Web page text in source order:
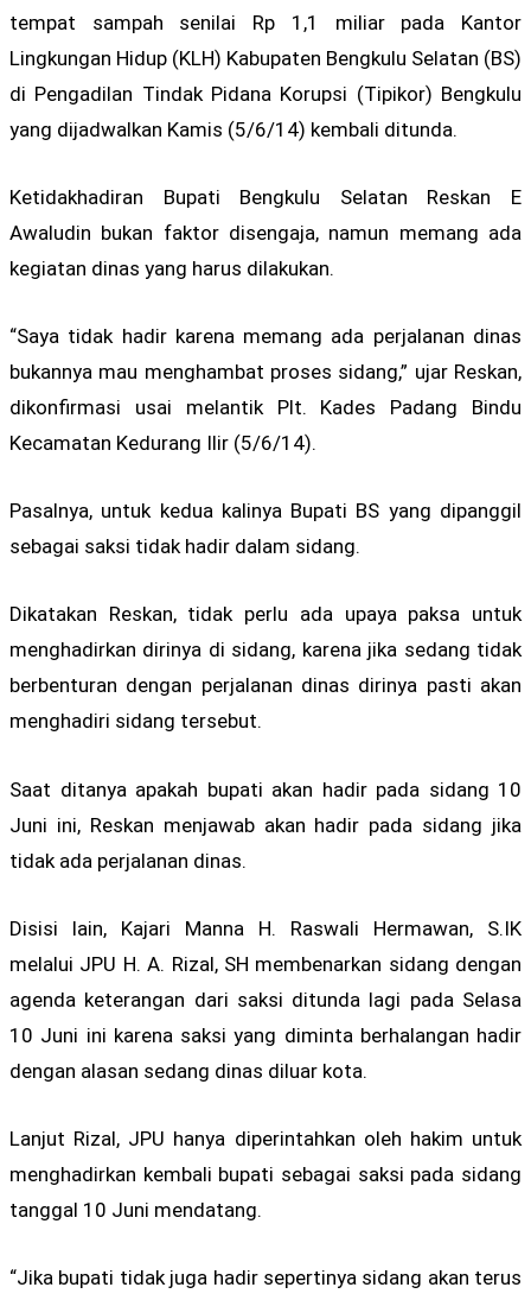
tempat sampah senilai Rp 1,1 miliar pada Kantor
Lingkungan Hidup (KLH) Kabupaten Bengkulu Selatan (BS)
di Pengadilan Tindak Pidana Korupsi (Tipikor) Bengkulu
yang dijadwalkan Kamis (5/6/14) kembali ditunda.
Ketidakhadiran Bupati Bengkulu Selatan Reskan E
Awaludin bukan faktor disengaja, namun memang ada
kegiatan dinas yang harus dilakukan.
“Saya tidak hadir karena memang ada perjalanan dinas
bukannya mau menghambat proses sidang,” ujar Reskan,
dikonfirmasi usai melantik Plt. Kades Padang Bindu
Kecamatan Kedurang Ilir (5/6/14).
Pasalnya, untuk kedua kalinya Bupati BS yang dipanggil
sebagai saksi tidak hadir dalam sidang.
Dikatakan Reskan, tidak perlu ada upaya paksa untuk
menghadirkan dirinya di sidang, karena jika sedang tidak
berbenturan dengan perjalanan dinas dirinya pasti akan
menghadiri sidang tersebut.
Saat ditanya apakah bupati akan hadir pada sidang 10
Juni ini, Reskan menjawab akan hadir pada sidang jika
tidak ada perjalanan dinas.
Disisi lain, Kajari Manna H. Raswali Hermawan, S.IK
melalui JPU H. A. Rizal, SH membenarkan sidang dengan
agenda keterangan dari saksi ditunda lagi pada Selasa
10 Juni ini karena saksi yang diminta berhalangan hadir
dengan alasan sedang dinas diluar kota.
Lanjut Rizal, JPU hanya diperintahkan oleh hakim untuk
menghadirkan kembali bupati sebagai saksi pada sidang
tanggal 10 Juni mendatang.
“Jika bupati tidak juga hadir sepertinya sidang akan terus